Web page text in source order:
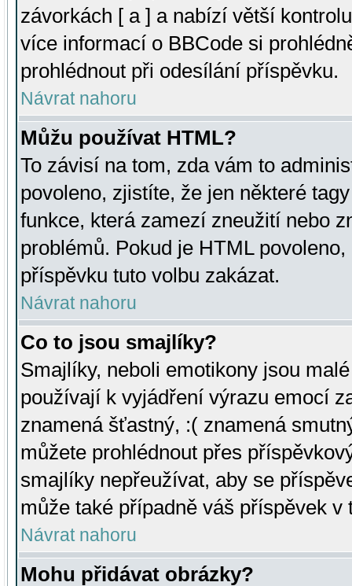
závorkách [ a ] a nabízí větší
více informací o BBCode si
prohlédnout při odesílání příspěvku.
Návrat nahoru
Můžu používat HTML?
To závisí na tom, zda vám to
povoleno, zjistíte, že jen některé
funkce, která zamezí zneužití nebo
problémů. Pokud je HTML
příspěvku tuto volbu zakázat.
Návrat nahoru
Co to jsou smajlíky?
Smajlíky, neboli emotikony jsou
používají k vyjádření výrazu emocí
znamená šťastný, :( znamená
můžete prohlédnout přes
smajlíky nepřeužívat, aby se
může také případně váš příspěvek v
Návrat nahoru
Mohu přidávat obrázky?